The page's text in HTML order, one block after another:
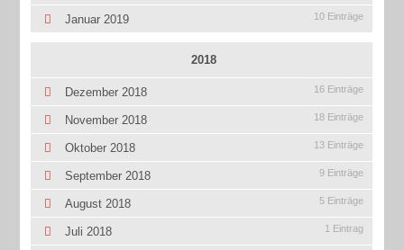
Januar 2019 10 Einträge
2018
Dezember 2018 16 Einträge
November 2018 18 Einträge
Oktober 2018 13 Einträge
September 2018 9 Einträge
August 2018 5 Einträge
Juli 2018 1 Eintrag